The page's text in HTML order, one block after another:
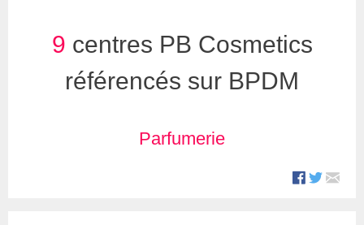
9 centres PB Cosmetics
référencés sur BPDM
Parfumerie